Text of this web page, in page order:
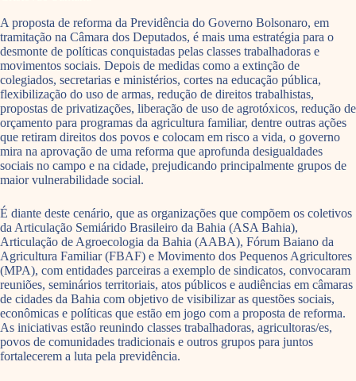
A proposta de reforma da Previdência do Governo Bolsonaro, em
tramitação na Câmara dos Deputados, é mais uma estratégia para o
desmonte de políticas conquistadas pelas classes trabalhadoras e
movimentos sociais. Depois de medidas como a extinção de
colegiados, secretarias e ministérios, cortes na educação pública,
flexibilização do uso de armas, redução de direitos trabalhistas,
propostas de privatizações, liberação de uso de agrotóxicos, redução de
orçamento para programas da agricultura familiar, dentre outras ações
que retiram direitos dos povos e colocam em risco a vida, o governo
mira na aprovação de uma reforma que aprofunda desigualdades
sociais no campo e na cidade, prejudicando principalmente grupos de
maior vulnerabilidade social.
É diante deste cenário, que as organizações que compõem os coletivos
da Articulação Semiárido Brasileiro da Bahia (ASA Bahia),
Articulação de Agroecologia da Bahia (AABA), Fórum Baiano da
Agricultura Familiar (FBAF) e Movimento dos Pequenos Agricultores
(MPA), com entidades parceiras a exemplo de sindicatos, convocaram
reuniões, seminários territoriais, atos públicos e audiências em câmaras
de cidades da Bahia com objetivo de visibilizar as questões sociais,
econômicas e políticas que estão em jogo com a proposta de reforma.
As iniciativas estão reunindo classes trabalhadoras, agricultoras/es,
povos de comunidades tradicionais e outros grupos para juntos
fortalecerem a luta pela previdência.